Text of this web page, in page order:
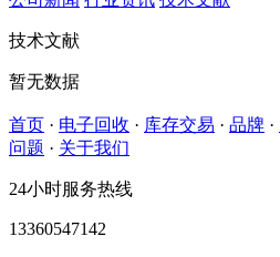
技术文献
暂无数据
首页 · 电子回收 · 库存交易 · 品牌 ·
问题 · 关于我们
24小时服务热线
13360547142